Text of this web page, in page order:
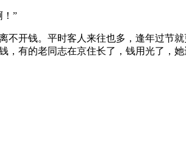
！”
开钱。平时客人来往也多，逢年过节
有的老同志在京住长了，钱用光了，